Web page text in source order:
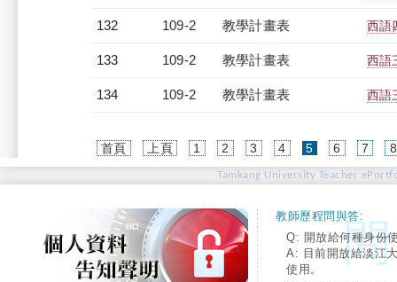
132 109-2 教學計畫表 西語
133 109-2 教學計畫表 西語
134 109-2 教學計畫表 西語
首頁 上頁 1 2 3 4 5(current)
6 7 8
Tamkang University Teacher
教師歷程問與答:
Q: 開放給何種身份
A: 目前開放給淡江
使用。